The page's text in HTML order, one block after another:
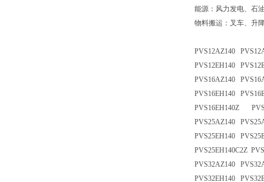
能源：风力发电、石
物料搬运：叉车、升
PVS12AZ140
PVS12EH140
PVS16AZ140
PVS16EH140
PVS16EH140Z
PVS25AZ140
PVS25EH140
PVS25EH140C2Z
PVS32AZ140
PVS32EH140